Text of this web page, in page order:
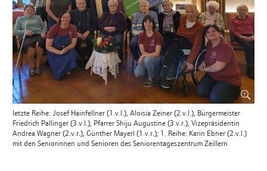
letzte Reihe: Josef Hainfellner (1.v.l.), Aloisia Zeiner (2.v.l.), Bürgermeister
Friedrich Pallinger (3.v.l.), Pfarrer Shiju Augustine (3.v.r.), Vizepräsidentin
Andrea Wagner (2.v.r.), Günther Mayerl (1.v.r.); 1. Reihe: Karin Ebner (2.v.l.)
mit den Seniorinnen und Senioren des Seniorentageszentrum Zeillern